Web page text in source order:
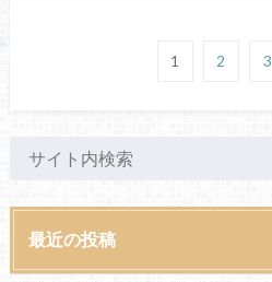
1 2 3
最近の投稿